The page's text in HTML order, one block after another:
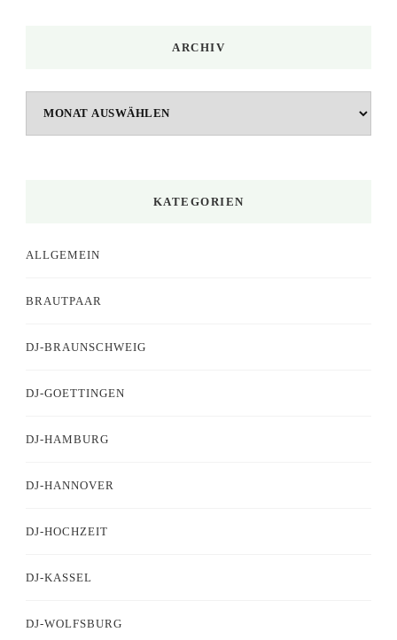
ARCHIV
KATEGORIEN
ALLGEMEIN
BRAUTPAAR
DJ-BRAUNSCHWEIG
DJ-GOETTINGEN
DJ-HAMBURG
DJ-HANNOVER
DJ-HOCHZEIT
DJ-KASSEL
DJ-WOLFSBURG